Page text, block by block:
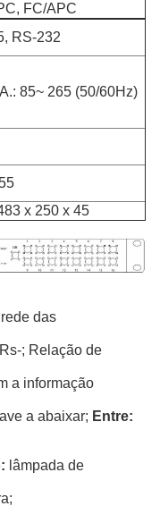
FC/APC
RS-232
85~ 265 (50/60Hz)
x 250 x 45
das
; Relação de
a informação
a abaixar; Entre:
lâmpada de